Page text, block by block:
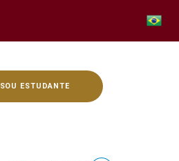
SOU ESTUDANTE